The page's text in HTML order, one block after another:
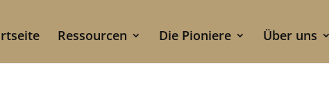
Ressourcen Die Pioniere Über uns